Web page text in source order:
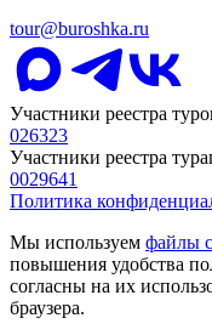
tour@buroshka.ru
Участники реестра
026323
Участники реестра
0029641
Политика
Мы используем файлы
повышения удобства
согласны на их
браузера.